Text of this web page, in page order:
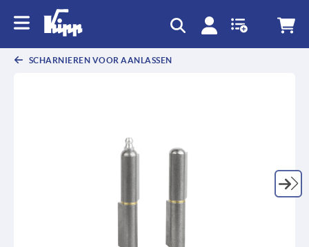
SCHARNIEREN VOOR AANLASSEN